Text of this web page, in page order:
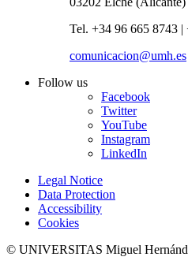
Tel. +34 96 665 8743 |
comunicacion@umh.es
Follow us
Facebook
Twitter
YouTube
Instagram
LinkedIn
Legal Notice
Data Protection
Accessibility
Cookies
© UNIVERSITAS Miguel